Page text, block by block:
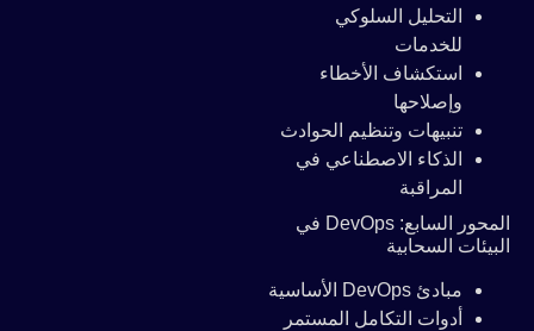
التحليل السلوكي
للخدمات
استكشاف الأخطاء
وإصلاحها
تنبيهات وتنظيم الحوادث
الذكاء الاصطناعي في
المراقبة
المحور السابع: DevOps في
البيئات السحابية
مبادئ DevOps الأساسية
أدوات التكامل المستمر